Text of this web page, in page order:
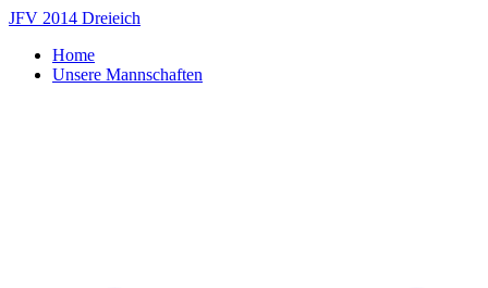
Zum
springen
JFV 2014 Dreieich
Home
Unsere Mannschaften